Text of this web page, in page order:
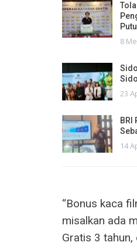
8
23
BRI
14
“Bonus kaca
misalkan ada
Gratis 3 tahun,